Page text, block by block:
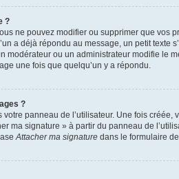
?
ne pouvez modifier ou supprimer que
a déjà répondu au message, un petit texte
modérateur ou un administrateur modifie
une fois que quelqu’un y a répondu.
?
panneau de l’utilisateur. Une fois créée,
ma signature » à partir du panneau de
Attacher ma signature dans le formulaire